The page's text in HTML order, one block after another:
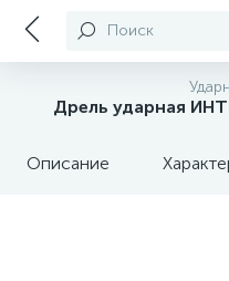
Поиск
Дрель ударная
Описание